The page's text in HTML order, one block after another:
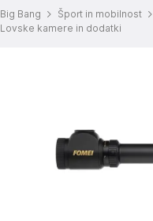
Big Bang Šport in mobilnost
Lovske kamere in dodatki